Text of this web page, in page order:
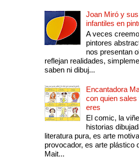
Joan Miró y
infantiles en
A veces
pintores
nos presentan
reflejan realidades,
saben ni dibuj...
Encantadora
con quien sales
eres
El comic, la
historias
literatura pura, es arte
provocador, es arte plástico
Mait...